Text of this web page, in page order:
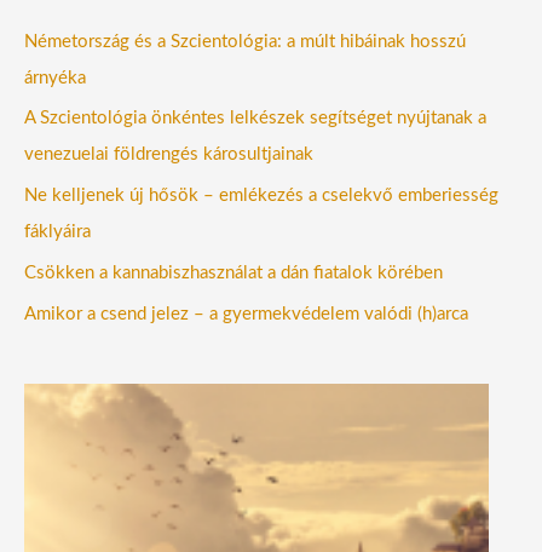
Németország és a Szcientológia: a múlt hibáinak hosszú
árnyéka
A Szcientológia önkéntes lelkészek segítséget nyújtanak a
venezuelai földrengés károsultjainak
Ne kelljenek új hősök – emlékezés a cselekvő emberiesség
fáklyáira
Csökken a kannabiszhasználat a dán fiatalok körében
Amikor a csend jelez – a gyermekvédelem valódi (h)arca